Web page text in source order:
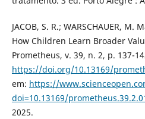
JACOB, S. R.; WARSCHAUER,
How Children Learn Broader
Prometheus, v. 39, n. 2, p. 137-
https://doi.org/10.13169/
em: https://
doi=10.13169/
2025.